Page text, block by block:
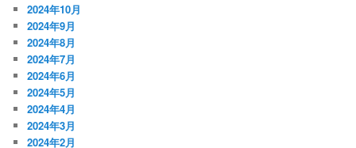
2024年10月
2024年9月
2024年8月
2024年7月
2024年6月
2024年5月
2024年4月
2024年3月
2024年2月